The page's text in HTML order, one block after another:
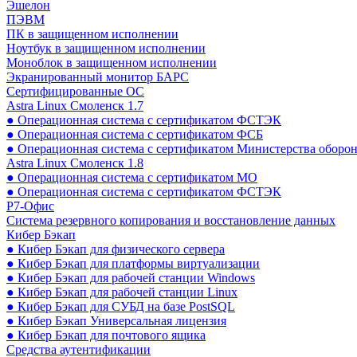
Эшелон
ПЭВМ
ПК в защищенном исполнении
Ноутбук в защищенном исполнении
Моноблок в защищенном исполнении
Экранированный монитор БАРС
Сертифицированные ОС
Astra Linux Смоленск 1.7
● Операционная система с сертификатом ФСТЭК
● Операционная система с сертификатом ФСБ
● Операционная система с сертификатом Министерства
Astra Linux Смоленск 1.8
● Операционная система с сертификатом МО
● Операционная система с сертификатом ФСТЭК
Р7-Офис
Система резервного копирования и восстановление данных
Кибер Бэкап
● Кибер Бэкап для физического сервера
● Кибер Бэкап для платформы виртуализации
● Кибер Бэкап для рабочей станции Windows
● Кибер Бэкап для рабочей станции Linux
● Кибер Бэкап для СУБД на базе PostSQL
● Кибер Бэкап Универсальная лицензия
● Кибер Бэкап для почтового ящика
Средства аутентификации